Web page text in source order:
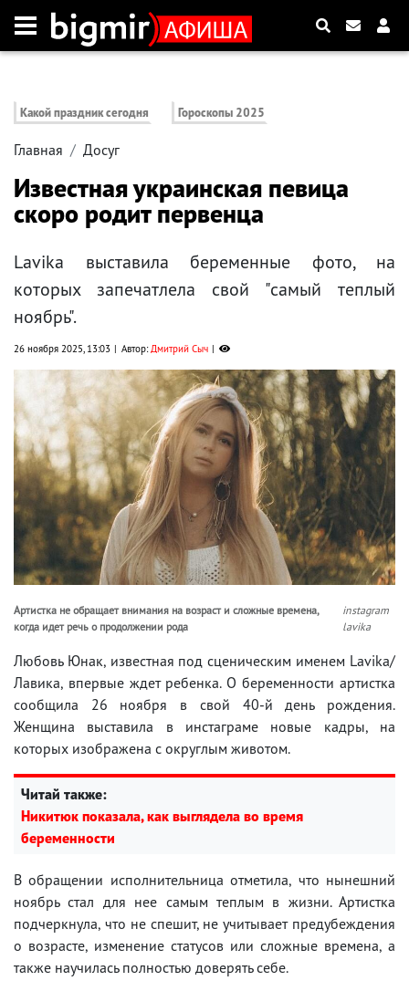
Какой праздник сегодня Гороскопы 2025
Главная Досуг
Известная украинская певица
скоро родит первенца
Lavika выставила беременные фото, на
которых запечатлела свой "самый теплый
ноябрь".
26 ноября 2025, 13:03 Автор:Дмитрий Сыч
Артистка не обращает внимания на возраст и сложные времена,
когда идет речь о продолжении рода
instagram
lavika
Любовь Юнак, известная под сценическим именем Lavika/
Лавика, впервые ждет ребенка. О беременности артистка
сообщила 26 ноября в свой 40-й день рождения.
Женщина выставила в инстаграме новые кадры, на
которых изображена с округлым животом.
Читай также:
Никитюк показала, как выглядела во время
беременности
В обращении исполнительница отметила, что нынешний
ноябрь стал для нее самым теплым в жизни. Артистка
подчеркнула, что не спешит, не учитывает предубеждения
о возрасте, изменение статусов или сложные времена, а
также научилась полностью доверять себе.